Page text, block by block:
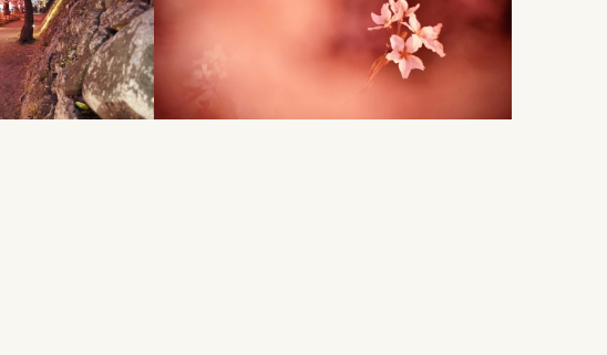
Tel 0267-22-1511
Reception hours: 9:00 - 19:00